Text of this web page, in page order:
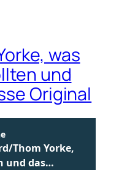
was
und
Original